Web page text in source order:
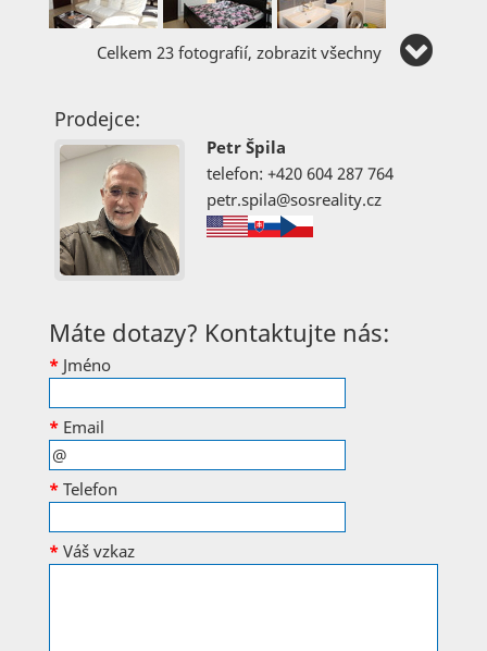
Celkem 23 fotografií, zobrazit všechny
Prodejce:
Petr Špila
telefon: +420 604 287 764
petr.spila@sosreality.cz
Máte dotazy? Kontaktujte nás:
* Jméno
* Email
* Telefon
* Váš vzkaz